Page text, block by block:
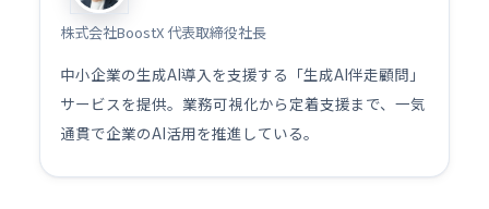
株式会社BoostX 代表取締役社長
中小企業の生成AI導入を支援する「生成AI伴走顧問」
サービスを提供。業務可視化から定着支援まで、一気
通貫で企業のAI活用を推進している。